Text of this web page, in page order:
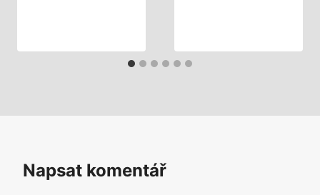
Napsat komentář